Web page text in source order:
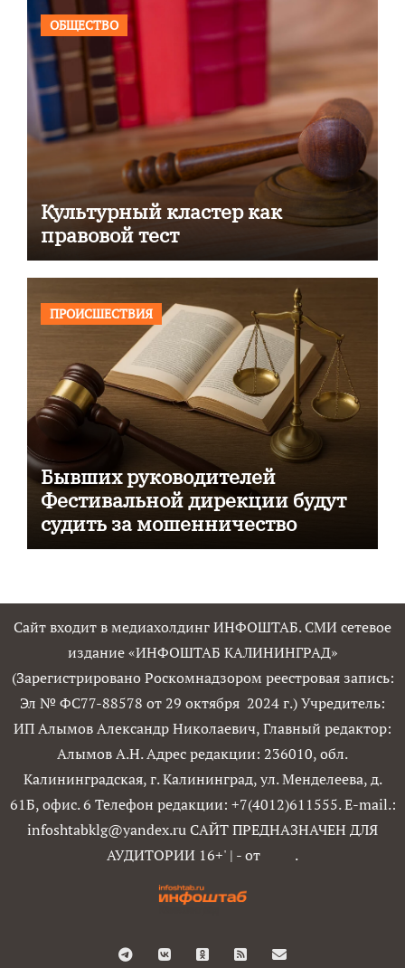
ОБЩЕСТВО
Культурный кластер как
правовой тест
ПРОИСШЕСТВИЯ
Бывших руководителей
Фестивальной дирекции будут
судить за мошенничество
Сайт входит в медиахолдинг ИНФОШТАБ. СМИ сетевое
издание «ИНФОШТАБ КАЛИНИНГРАД»
(Зарегистрировано Роскомнадзором реестровая запись:
Эл № ФС77-88578 от 29 октября 2024 г.) Учредитель:
ИП Алымов Александр Николаевич, Главный редактор:
Алымов А.Н. Адрес редакции: 236010, обл.
Калининградская, г. Калининград, ул. Менделеева, д.
61Б, офис. 6 Телефон редакции: +7(4012)611555. E-mail.:
infoshtabklg@yandex.ru САЙТ ПРЕДНАЗНАЧЕН ДЛЯ
АУДИТОРИИ 16+' | - от .